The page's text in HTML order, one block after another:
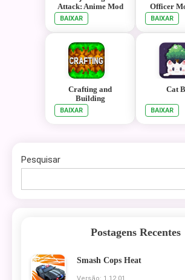
Attack: Anime Mod
BAIXAR
Officer
Horror
BAIXAR
Crafting and
Building
BAIXAR
Cat
BAIXAR
Pesquisar
Postagens Recentes
Smash Cops Heat
Versão: 1.12.01